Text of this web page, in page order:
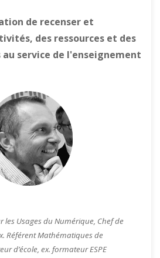
de recenser et
des ressources et des
service de l'enseignement
les Usages du Numérique, Chef de
Référent Mathématiques de
d’école, ex. formateur ESPE